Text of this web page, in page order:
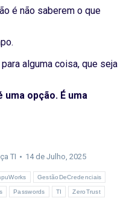
é não saberem o que
alguma coisa, que seja
opção. É uma
TI 14 de Julho, 2025
GestãoDeCredenciais
Passwords TI ZeroTrust